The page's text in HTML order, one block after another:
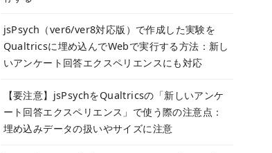
jsPsych（ver6/ver8対応版）で作成した実験を
Qualtricsに埋め込んでWebで実行する方法：新し
いアンケート回答エクスペリエンスにも対応
【要注意】jsPsychをQualtricsの「新しいアンケ
ート回答エクスペリエンス」で使う際の注意点：
埋め込みデータの扱いやサイズに注意